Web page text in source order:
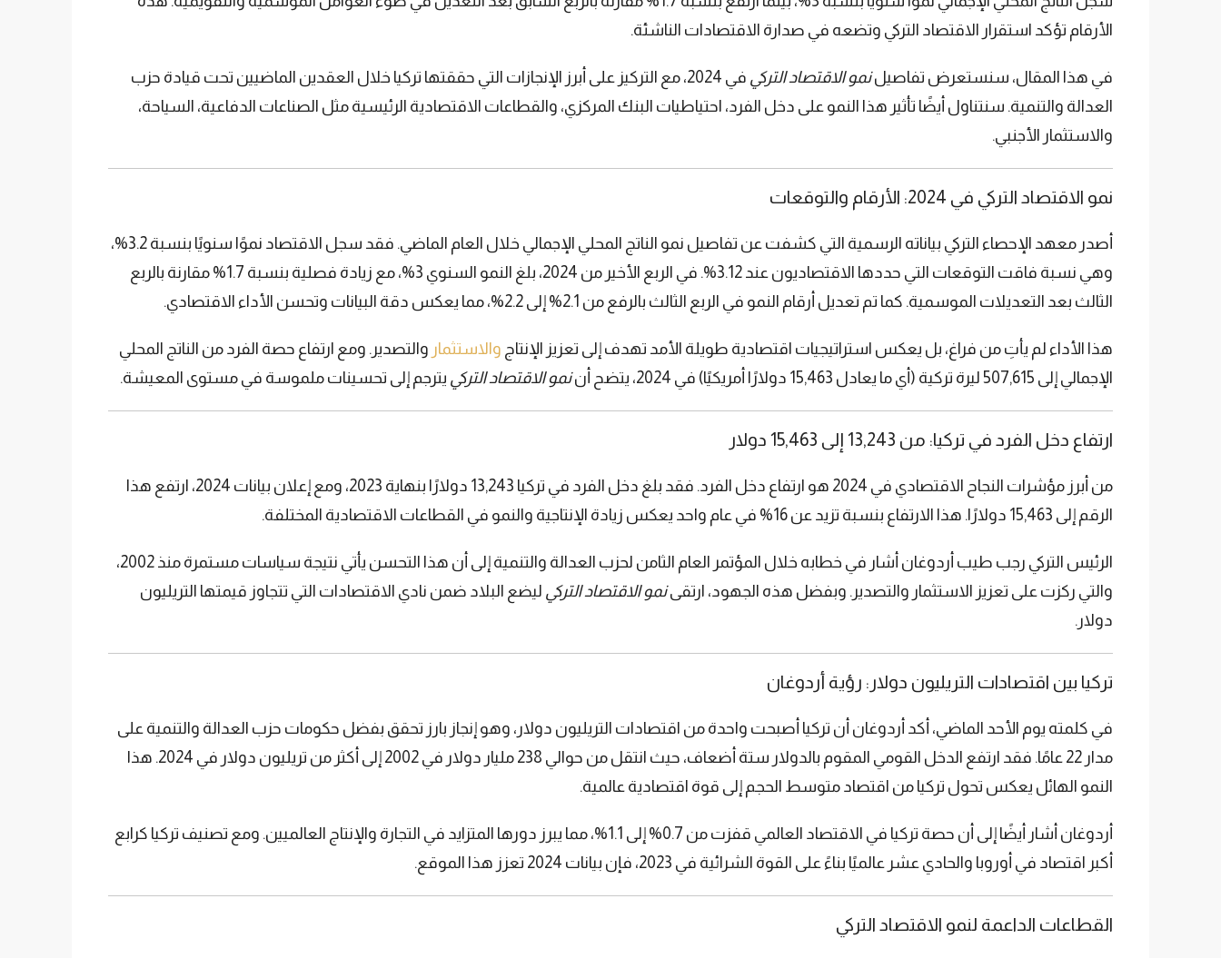
الأرقام تؤكد استقرار الاقتصاد التركي وتضعه في صدارة الاقتصادات الناشئة.
في هذا المقال، سنستعرض تفاصيلنمو الاقتصاد التركي
في 2024، مع التركيز على أبرز الإنجازات التي حققتها تركيا خلال العقدين الماضيين تحت قيادة حزب
العدالة والتنمية. سنتناول أيضًا تأثير هذا النمو على دخل الفرد، احتياطيات البنك المركزي، والقطاعات الاقتصادية الرئيسية مثل الصناعات الدفاعية، السياحة،
والاستثمار الأجنبي.
نمو الاقتصاد التركي في 2024: الأرقام والتوقعات
أصدر معهد الإحصاء التركي بياناته الرسمية التي كشفت عن تفاصيل نمو الناتج المحلي الإجمالي خلال العام الماضي. فقد سجل الاقتصاد نموًا سنويًا بنسبة 3.2%،
وهي نسبة فاقت التوقعات التي حددها الاقتصاديون عند 3.12%. في الربع الأخير من 2024، بلغ النمو السنوي 3%، مع زيادة فصلية بنسبة 1.7% مقارنة بالربع
الثالث بعد التعديلات الموسمية. كما تم تعديل أرقام النمو في الربع الثالث بالرفع من 2.1% إلى 2.2%، مما يعكس دقة البيانات وتحسن الأداء الاقتصادي.
هذا الأداء لم يأتِ من فراغ، بل يعكس استراتيجيات اقتصادية طويلة الأمد تهدف إلى تعزيز الإنتاج والاستثمار والتصدير. ومع ارتفاع حصة الفرد من الناتج المحلي
الإجمالي إلى 507,615 ليرة تركية (أي ما يعادل 15,463 دولارًا أمريكيًا) في 2024، يتضح أن
نمو الاقتصاد التركي يترجم إلى تحسينات ملموسة في مستوى المعيشة.
ارتفاع دخل الفرد في تركيا: من 13,243 إلى 15,463 دولار
من أبرز مؤشرات النجاح الاقتصادي في 2024 هو ارتفاع دخل الفرد. فقد بلغ دخل الفرد في تركيا 13,243 دولارًا بنهاية 2023، ومع إعلان بيانات 2024، ارتفع هذا
الرقم إلى 15,463 دولارًا. هذا الارتفاع بنسبة تزيد عن 16% في عام واحد يعكس زيادة الإنتاجية والنمو في القطاعات الاقتصادية المختلفة.
الرئيس التركي رجب طيب أردوغان أشار في خطابه خلال المؤتمر العام الثامن لحزب العدالة والتنمية إلى أن هذا التحسن يأتي نتيجة سياسات مستمرة منذ 2002،
والتي ركزت على تعزيز الاستثمار والتصدير. وبفضل هذه الجهود، ارتقىنمو الاقتصاد التركي ليضع البلاد ضمن نادي الاقتصادات التي تتجاوز قيمتها التريليون
دولار.
تركيا بين اقتصادات التريليون دولار: رؤية أردوغان
في كلمته يوم الأحد الماضي، أكد أردوغان أن تركيا أصبحت واحدة من اقتصادات التريليون دولار، وهو إنجاز بارز تحقق بفضل حكومات حزب العدالة والتنمية على
مدار 22 عامًا. فقد ارتفع الدخل القومي المقوم بالدولار ستة أضعاف، حيث انتقل من حوالي 238 مليار دولار في 2002 إلى أكثر من تريليون دولار في 2024. هذا
النمو الهائل يعكس تحول تركيا من اقتصاد متوسط الحجم إلى قوة اقتصادية عالمية.
أردوغان أشار أيضًا إلى أن حصة تركيا في الاقتصاد العالمي قفزت من 0.7% إلى 1.1%، مما يبرز دورها المتزايد في التجارة والإنتاج العالميين. ومع تصنيف تركيا كرابع
أكبر اقتصاد في أوروبا والحادي عشر عالميًا بناءً على القوة الشرائية في 2023، فإن بيانات 2024 تعزز هذا الموقع.
القطاعات الداعمة لنمو الاقتصاد التركي